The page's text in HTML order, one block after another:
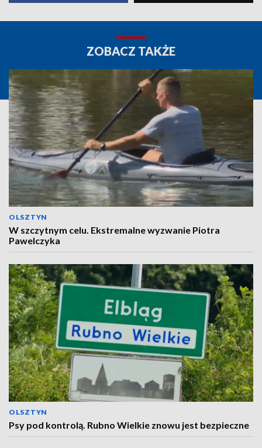
ZOBACZ TAKŻE
OLSZTYN
W szczytnym celu. Ekstremalne wyzwanie Piotra
Pawelczyka
OLSZTYN
Psy pod kontrolą. Rubno Wielkie znowu jest bezpieczne